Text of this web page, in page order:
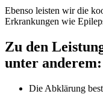
Ebenso leisten wir die
Erkrankungen wie
Zu den
unter anderem:
Die Abklärung